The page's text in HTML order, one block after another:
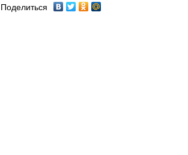
Поделиться